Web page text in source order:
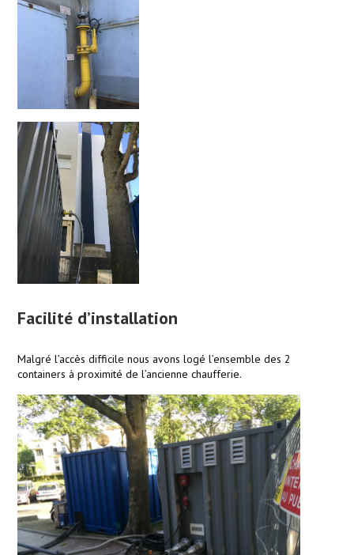
Facilité d’installation
Malgré l’accès difficile nous avons logé l’ensemble des 2
containers à proximité de l’ancienne chaufferie.